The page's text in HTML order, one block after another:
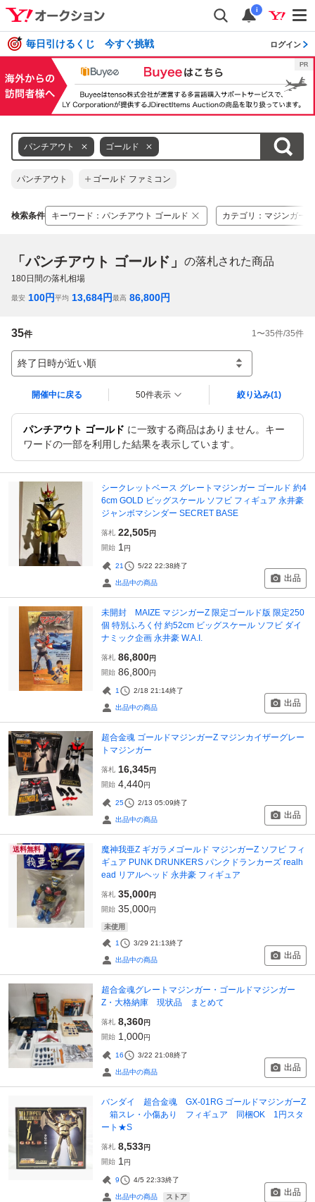
i
毎日引けるくじ 今すぐ挑戦 ログイン
パンチアウト ゴールド
パンチアウト ゴールド ファミコン
検索条件 キーワード ： パンチアウト ゴールド カテゴリ ： マジンガーZ
「パンチアウト ゴールド」 の落札された商品
180日間の落札相場
最安 100円平均 13,684円最高 86,800円
35件 1 〜35件/35件
終了日時が近い順
開催中に戻る 50件表示 絞り込み(1)
パンチアウト ゴールド に一致する商品はありません。キー
ワードの一部を利用した結果を表示しています。
シークレットベース グレートマジンガー ゴールド 約4
6cm GOLD ビッグスケール ソフビ フィギュア 永井豪
ジャンボマシンダー SECRET BASE
落札 22,505円
開始 1 円
21 5/22 22:38終了
出品中の商品 出品
未開封 MAIZE マジンガーZ 限定ゴールド版 限定250
個 特別ふろく付 約52cm ビッグスケール ソフビ ダイ
ナミック企画 永井豪 W.A.I.
落札 86,800円
開始 86,800円
1 2/18 21:14終了
出品中の商品 出品
超合金魂 ゴールドマジンガーZ マジンカイザーグレー
トマジンガー
落札 16,345円
開始 4,440円
25 2/13 05:09終了
出品中の商品 出品
送料無料
魔神我亜Z ギガラメゴールド マジンガーZ ソフビ フィ
ギュア PUNK DRUNKERS パンクドランカーズ realh
ead リアルヘッド 永井豪 フィギュア
落札 35,000円
開始 35,000円
未使用
1 3/29 21:13終了
出品中の商品 出品
超合金魂グレートマジンガー・ゴールドマジンガー
Z・大格納庫 現状品 まとめて
落札 8,360円
開始 1,000円
16 3/22 21:08終了
出品中の商品 出品
バンダイ 超合金魂 GX-01RG ゴールドマジンガーZ
箱スレ・小傷あり フィギュア 同梱OK 1円スタ
ート★S
落札 8,533円
開始 1 円
9 4/5 22:33終了
出品中の商品 ストア 出品